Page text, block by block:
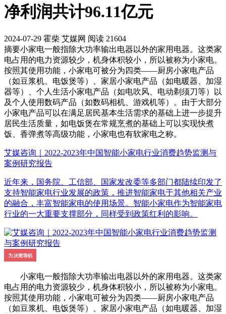
净利润共计96.11亿元
2024-07-29 霍柴 艾媒网 阅读 21604
摘要小家电一般指除大功率输出电器以外的家用电器。这类家
电占用的电力资源较少，机身体积较小，所以被称为小家电。
按照其使用功能，小家电可被分为四类——厨房小家电产品
（如豆浆机、电饭煲等）、家居小家电产品（如电暖器、加湿
器等）、个人生活小家电产品（如电吹风、电动剃须刀等）以
及个人使用数码产品（如数码相机、游戏机等）。由于大部分
小家电产品可以在满足居民基本生活需求的基础上进一步提升
居民生活质量，如电饭煲在常规烹煮的基础上可以实现快煮
饭、香弹煮等高级功能，小家电也有软家电之称。
艾媒咨询｜2022-2023年中国智能小家电行业消费趋势监测与
案例研究报告
近年来，国务院、工信部、国家发改委等多部门都陆续印发了
支持智能家电行业发展的政策，推进智能家电于其他相关产业
的融合，丰富智能家电的使用场景。智能小家电作为智能家电
行业的一大重要支撑部分，同样受到政策红利的影响。
小家电一般指除大功率输出电器以外的家用电器。这类家
电占用的电力资源较少，机身体积较小，所以被称为小家电。
按照其使用功能，小家电可被分为四类——厨房小家电产品
（如豆浆机、电饭煲等）、家居小家电产品（如电暖器、加湿